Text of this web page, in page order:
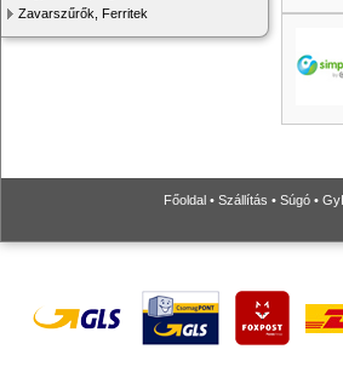
Zavarszűrők, Ferritek
Főoldal • Szállítás • Súgó •